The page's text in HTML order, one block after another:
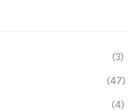
(3)
(47)
(4)